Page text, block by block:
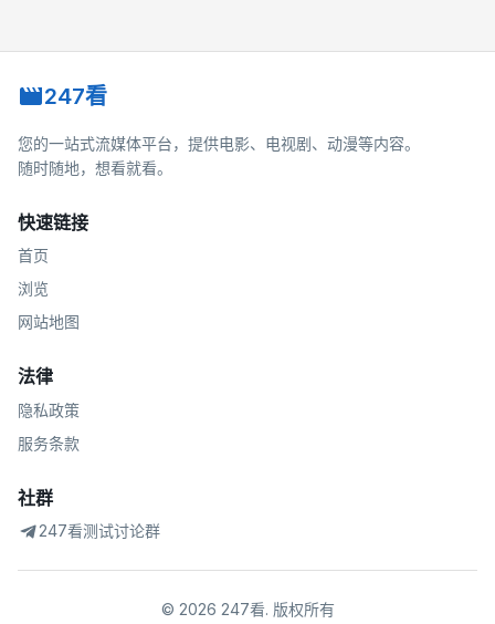
247看
您的一站式流媒体平台，提供电影、电视剧、动漫等内容。
随时随地，想看就看。
快速链接
首页
浏览
网站地图
法律
隐私政策
服务条款
社群
247看测试讨论群
© 2026 247看. 版权所有